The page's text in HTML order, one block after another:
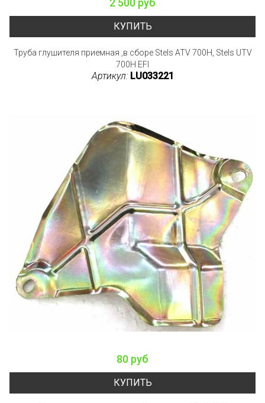
2 500 руб
КУПИТЬ
Труба глушителя приемная ,в сборе Stels ATV 700H, Stels UTV
700H EFI
Артикул: LU033221
80 руб
КУПИТЬ